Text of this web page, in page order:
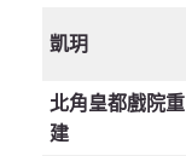
凱玥
北角皇都戲院重
建